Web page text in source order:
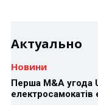
Актуально
Новини
Перша M&A угода